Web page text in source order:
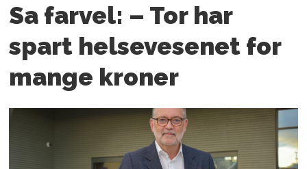
Sa farvel: – Tor har
spart helsevesenet for
mange kroner